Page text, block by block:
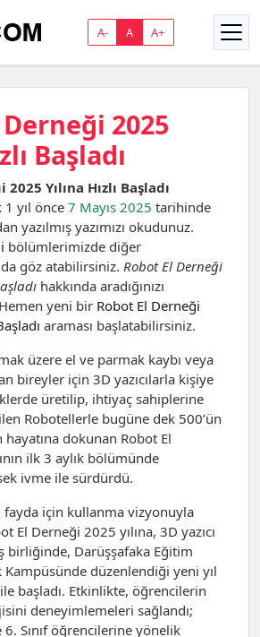
A- A A+
2025
Başladı
Yılına Hızlı Başladı
1 yıl önce7 Mayıs 2025 tarihinde
yazılmış yazımızı okudunuz.
bölümlerimizde diğer
da göz atabilirsiniz. Robot El Derneği
hakkında aradığınızı
Hemen yeni bir Robot El Derneği
araması başlatabilirsiniz.
üzere el ve parmak kaybı veya
bireyler için 3D yazıcılarla kişiye
üretilip, ihtiyaç sahiplerine
Robotellerle bugüne dek 500’ün
dokunan Robot El
ilk 3 aylık bölümünde
ivme ile sürdürdü.
fayda için kullanma vizyonuyla
El Derneği 2025 yılına, 3D yazıcı
birliğinde, Darüşşafaka Eğitim
Kampüsünde düzenlendiği yeni yıl
başladı. Etkinlikte, öğrencilerin
deneyimlemeleri sağlandı;
Sınıf öğrencilerine yönelik